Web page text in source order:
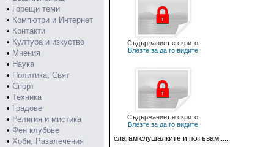
• Горещи теми
• Компютри и Интернет
• Контакти
• Култура и изкуство
• Мнения
• Наука
• Политика, Свят
• Спорт
• Техника
• Градове
• Религия и мистика
• Фен клубове
• Хоби, Развлечения
Съдържаниет е скрито
Влезте за да го видите
Съдържаниет е скрито
Влезте за да го видите
слагам слушалките и потъвам......